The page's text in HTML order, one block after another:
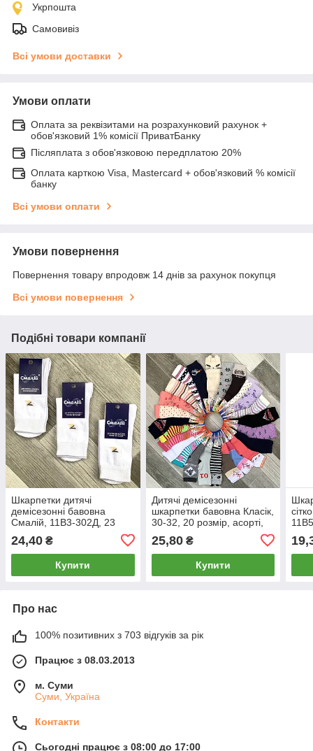
Укрпошта
Самовивіз
Всі умови доставки
Умови оплати
Оплата за реквізитами на розрахунковий рахунок +
обов'язковий 1% комісії ПриватБанку
Післяплата з обов'язковою передплатою 20%
Оплата карткою Visa, Mastercard + обов'язковий % комісії
банку
Всі умови оплати
Умови повернення
Повернення товару впродовж 14 днів за рахунок покупця
Всі умови повернення
Подібні товари компанії
Шкарпетки дитячі
демісезонні бавовна
Смалій, 11В3-302Д, 23
24,40 ₴
Купити
Дитячі демісезонні
шкарпетки бавовна Класік,
30-32, 20 розмір, асорті,
25,80₴
Купити
Про нас
100% позитивних з 703 відгуків за рік
Працює з 08.03.2013
м. Суми
Суми, Україна
Контакти
Сьогодні працює з 08:00 до 17:00